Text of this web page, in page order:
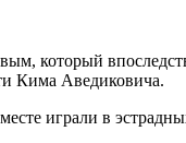
который
Кима Аведиковича.
играли в